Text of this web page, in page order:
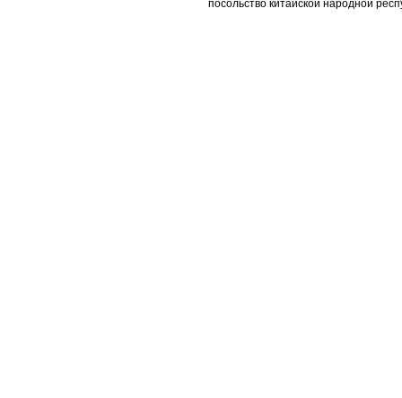
посольство китайской народной